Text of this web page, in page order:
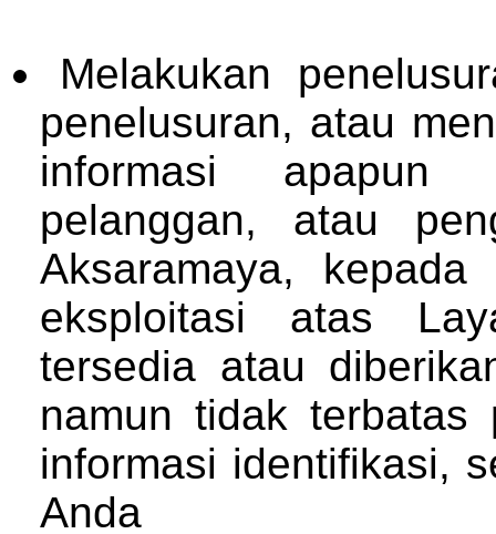
Melakukan
penelusuran, atau
informasi apapun
pelanggan, atau
Aksaramaya,
eksploitasi atas
tersedia atau
namun tidak
informasi identifikasi,
Anda